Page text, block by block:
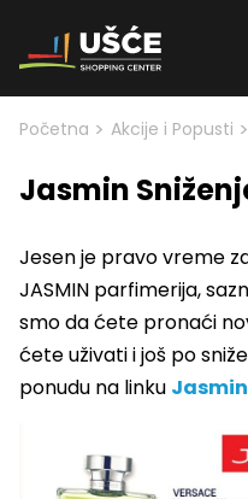
Skip to content
Početna > Akcije i Popusti >
Jasmin
Jesen je pravo vreme
JASMIN parfimerija,
smo da ćete pronaći
ćete uživatii još po
ponudu na linku